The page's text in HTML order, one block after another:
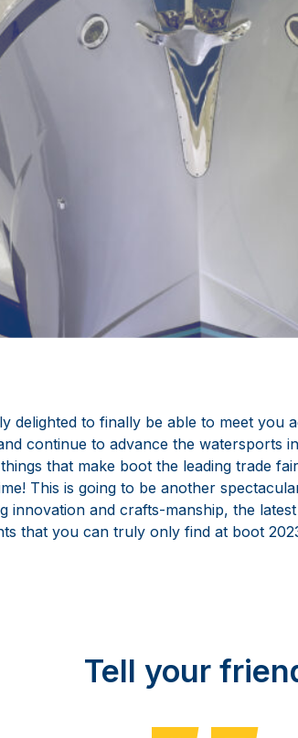
delighted to finally be able to meet you
continue to advance the watersports
that make boot the leading trade
This is going to be another
innovation and crafts-manship, the
that you can truly only find at boot
Tell your